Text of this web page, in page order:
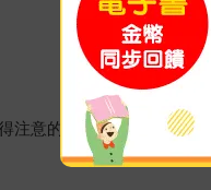
注意的作家暢銷系列作